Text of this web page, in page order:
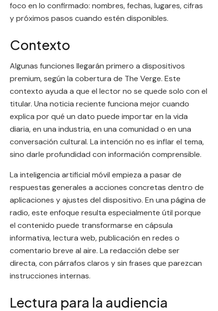
foco en lo confirmado: nombres, fechas, lugares, cifras
y próximos pasos cuando estén disponibles.
Contexto
Algunas funciones llegarán primero a dispositivos
premium, según la cobertura de The Verge. Este
contexto ayuda a que el lector no se quede solo con el
titular. Una noticia reciente funciona mejor cuando
explica por qué un dato puede importar en la vida
diaria, en una industria, en una comunidad o en una
conversación cultural. La intención no es inflar el tema,
sino darle profundidad con información comprensible.
La inteligencia artificial móvil empieza a pasar de
respuestas generales a acciones concretas dentro de
aplicaciones y ajustes del dispositivo. En una página de
radio, este enfoque resulta especialmente útil porque
el contenido puede transformarse en cápsula
informativa, lectura web, publicación en redes o
comentario breve al aire. La redacción debe ser
directa, con párrafos claros y sin frases que parezcan
instrucciones internas.
Lectura para la audiencia